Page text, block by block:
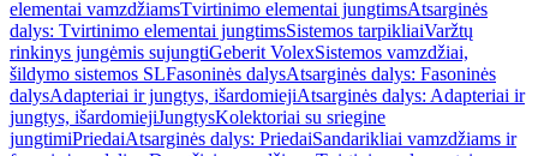
elementai vamzdžiamsTvirtinimo elementai jungtimsAtsarginės
dalys: Tvirtinimo elementai jungtimsSistemos tarpikliaiVaržtų
rinkinys jungėmis sujungtiGeberit VolexSistemos vamzdžiai,
šildymo sistemos SLFasoninės dalysAtsarginės dalys: Fasoninės
dalysAdapteriai ir jungtys, išardomiejiAtsarginės dalys: Adapteriai ir
jungtys, išardomiejiJungtysKolektoriai su sriegine
jungtimiPriedaiAtsarginės dalys: PriedaiSandarikliai vamzdžiams ir